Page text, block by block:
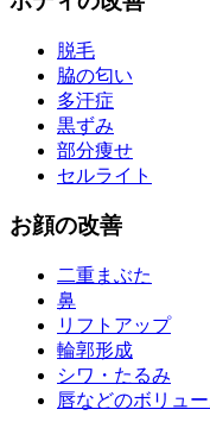
脱毛
脇の匂い
多汗症
黒ずみ
部分痩せ
セルライト
お顔の改善
二重まぶた
鼻
リフトアップ
輪郭形成
シワ・たるみ
唇などのボリュ